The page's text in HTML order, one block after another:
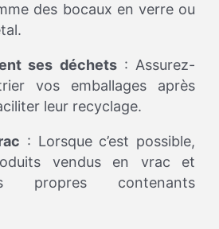
des bocaux en verre ou
ses déchets: Assurez-
vos emballages après
leur recyclage.
: Lorsque c’est possible,
vendus en vrac et
propres contenants